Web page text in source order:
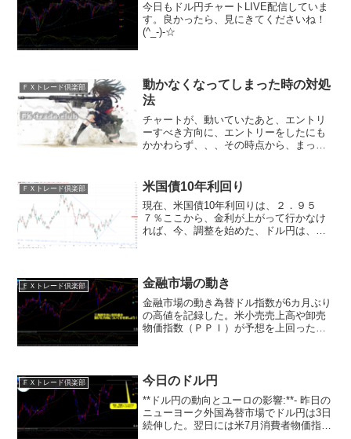
今日もドル円チャートLIVE配信していま
す。良かったら、見にきてくださいね！
(^_-)-☆
ＦＸトレード倶楽部
動かなくなってしまった時の対処
法
チャートが、動いていたあと、エントリ
ーすべき方向に、エントリーをしたにも
かかわらず、、、その時点から、まった
も、予想ができなくなってしまった時に
は、素早く、両建てにして...
ＦＸトレード倶楽部 米国債10年利回り
現在、米国債10年利回りは、２．９５
７％ここから、金利が上がって行かなけ
れば、今、調整を始めた、ドル円は、上
を左右してくる米10年債...
ＦＸトレード倶楽部 金融市場の動き
金融市場の動き為替ドル指数が6カ月ぶり
の高値を記録した。米小売売上高や卸売
物価指数（ＰＰＩ）が予想を上回ったこ
ル／円は0....
ＦＸトレード倶楽部 今日のドル円
**ドル円の動向とユーロの影響:**- 昨日の
ニューヨーク外国為替市場でドル円は3日
続伸した。翌日には米7月消費者物価指数